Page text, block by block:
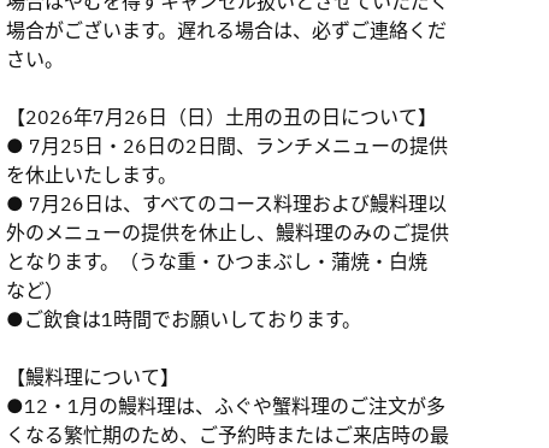
場合がございます。遅れる場合は、必ずご連絡くだ
さい。
【2026年7月26日（日）土用の丑の日について】
● 7月25日・26日の2日間、ランチメニューの提供
を休止いたします。
● 7月26日は、すべてのコース料理および鰻料理以
外のメニューの提供を休止し、鰻料理のみのご提供
となります。（うな重・ひつまぶし・蒲焼・白焼
など）
●ご飲食は1時間でお願いしております。
【鰻料理について】
●12・1月の鰻料理は、ふぐや蟹料理のご注文が多
くなる繁忙期のため、ご予約時またはご来店時の最